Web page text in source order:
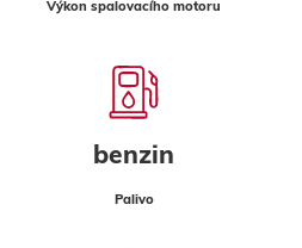
Výkon spalovacího motoru
benzin
Palivo